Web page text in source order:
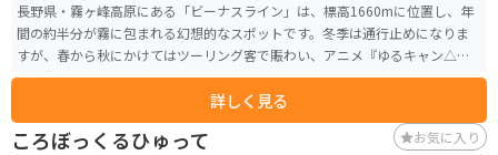
長野県・霧ヶ峰高原にある「ビーナスライン」は、標高1660mに位置し、年
間の約半分が霧に包まれる幻想的なスポットです。冬季は通行止めになりま
すが、春から秋にかけてはツーリング客で賑わい、アニメ『ゆるキャン△』
の舞台としても人気があります。 ビーナスライン沿いにあり、八ヶ岳や北・
中央アルプスを望む絶景ツーリングロードとして全国的に知られています。
晴天時の眺望はもちろん、雨の翌日に見られる雲海も圧巻。夏にはニッコウ
キスゲが咲き誇り、春の草花や秋の紅葉、冬のスキーと、四季を通して楽し
詳しく見る
ころぼっくるひゅって お気に入り